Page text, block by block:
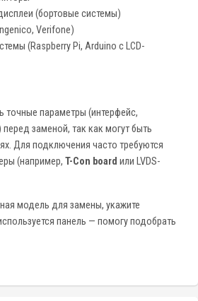
(бортовые системы)
Verifone)
(Raspberry Pi, Arduino с LCD-
точные параметры (интерфейс,
заменой, так как могут быть
Для подключения часто требуются
(например, T-Con board или LVDS-
модель для замены, укажите
панель — помогу подобрать